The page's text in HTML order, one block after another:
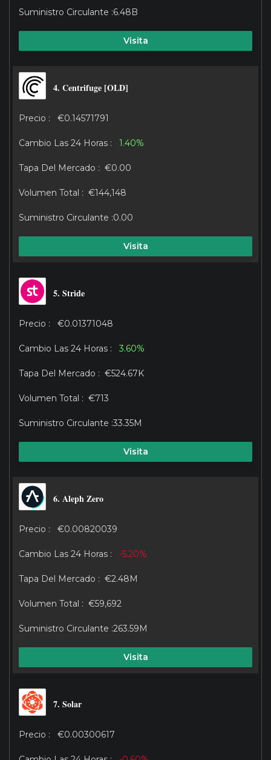
6.48B
Visita
4. Centrifuge [OLD]
€0.14571791
1.40%
€0.00
€144,148
0.00
Visita
5. Stride
€0.01371048
3.60%
€524.67K
€713
33.35M
Visita
6. Aleph Zero
€0.00820039
-5.20%
€2.48M
€59,692
263.59M
Visita
7. Solar
€0.00300617